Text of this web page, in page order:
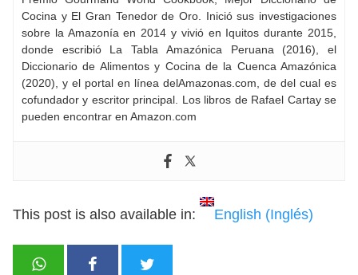
Cocina y El Gran Tenedor de Oro. Inició sus investigaciones
sobre la Amazonía en 2014 y vivió en Iquitos durante 2015,
donde escribió La Tabla Amazónica Peruana (2016), el
Diccionario de Alimentos y Cocina de la Cuenca Amazónica
(2020), y el portal en línea delAmazonas.com, de del cual es
cofundador y escritor principal. Los libros de Rafael Cartay se
pueden encontrar en Amazon.com
This post is also available in: English (Inglés)